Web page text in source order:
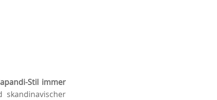
Stil immer
skandinavischer